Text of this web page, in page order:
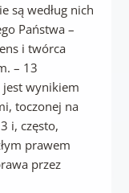
są według nich
Państwa –
i twórca
– 13
wynikiem
toczonej na
i, często,
prawem
przez